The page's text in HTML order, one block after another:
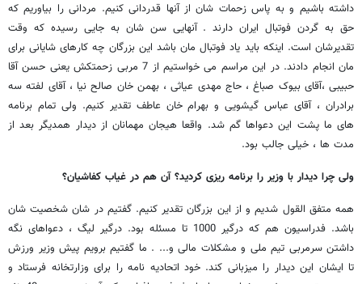
داشته باشیم و به پاس زحمات شان از آنها قدردانی کنیم. مردانی را بیاوریم که
حق به گردن فوتبال ایران دارند . آنهایی سن شان به جایی رسیده که وقت
تقدیرشان است. اینکه باید یاد فوتبال مان باشد این بزرگان چه کارهای شایانی برای
مان انجام دادند. در این مراسم می خواستیم از 7 مربی زحمتکش یعنی حسن آقا
حبیبی ،آقای بیوک صباغ ، حاج مهدی عیاثی ، بهمن خان صالح نیا ، آقای لفته سه
برادران ، آقای عباس گیشویی و بهرام خان عاطف تقدیر کنیم. ولی تمام برنامه
های ما پشت این دعواها گم شد. واقعا هیجان مهمانان از دیدار همدیگر بعد از
مدت ها ، خیلی جالب بود.
ولی چرا دیدار با وزیر را برنامه ریزی کردید؟ آن هم در غیاب کفاشیان؟
همه متفق القول شدیم و از این بزرگان تقدیر کنیم. گفتیم در شان شخصیت شان
باشد. فدراسیون هم که درگیر 1000 تا مسئله بود. درگیر لیگ ، دعواهای نگه
داشتن سرمربی تیم ملی و مشکلات مالی و... . ما گفتیم برویم پیش وزیر ورزش
تا ایشان این دیدار را میزبانی کند. خود اتحادیه نامه را برای وزارتخانه فرستاد و